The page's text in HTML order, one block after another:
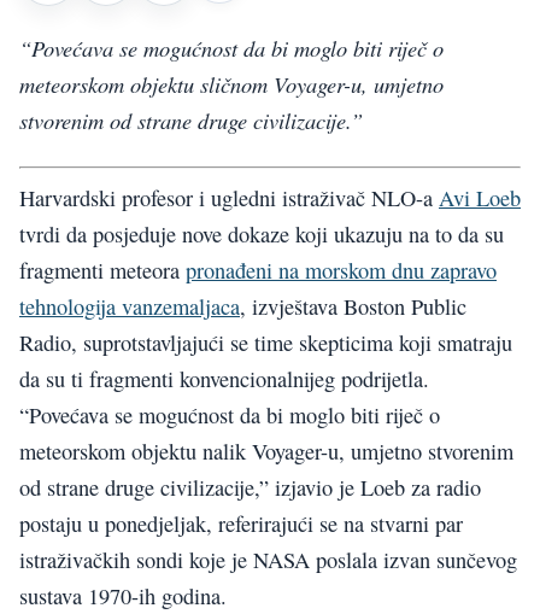
“Povećava se mogućnost da bi moglo biti riječ o
meteorskom objektu sličnom Voyager-u, umjetno
stvorenim od strane druge civilizacije.”
Harvardski profesor i ugledni istraživač NLO-a Avi Loeb
tvrdi da posjeduje nove dokaze koji ukazuju na to da su
fragmenti meteora pronađeni na morskom dnu zapravo
tehnologija vanzemaljaca, izvještava Boston Public
Radio, suprotstavljajući se time skepticima koji smatraju
da su ti fragmenti konvencionalnijeg podrijetla.
“Povećava se mogućnost da bi moglo biti riječ o
meteorskom objektu nalik Voyager-u, umjetno stvorenim
od strane druge civilizacije,” izjavio je Loeb za radio
postaju u ponedjeljak, referirajući se na stvarni par
istraživačkih sondi koje je NASA poslala izvan sunčevog
sustava 1970-ih godina.